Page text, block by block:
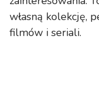
własną kolekcję,
filmów i seriali.